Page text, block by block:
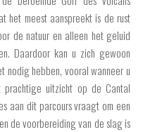
het meest aanspreekt is de rust
de natuur en alleen het geluid
Daardoor kan u zich gewoon
nodig hebben, vooral wanneer u
uitzicht op de Cantal
aan dit parcours vraagt om een
de voorbereiding van de slag is